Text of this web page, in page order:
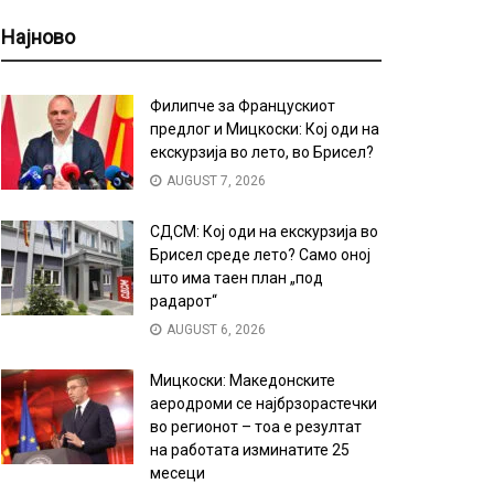
Најново
Филипче за Францускиот
предлог и Мицкоски: Кој оди на
екскурзија во лето, во Брисел?
AUGUST 7, 2026
СДСМ: Кој оди на екскурзија во
Брисел среде лето? Само оној
што има таен план „под
радарот“
AUGUST 6, 2026
Мицкоски: Македонските
аеродроми се најбрзорастечки
во регионот – тоа е резултат
на работата изминатите 25
месеци